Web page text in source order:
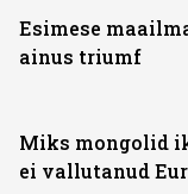
Esimese
ainus triumf
Miks mongolid
ei vallutanud